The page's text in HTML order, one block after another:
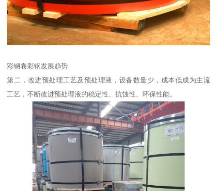
彩钢卷彩钢发展趋势
第二，改进预处理工艺及预处理液，设备数量少，成本低成为主流
工艺，不断改进预处理液的稳定性、抗蚀性、环保性能。